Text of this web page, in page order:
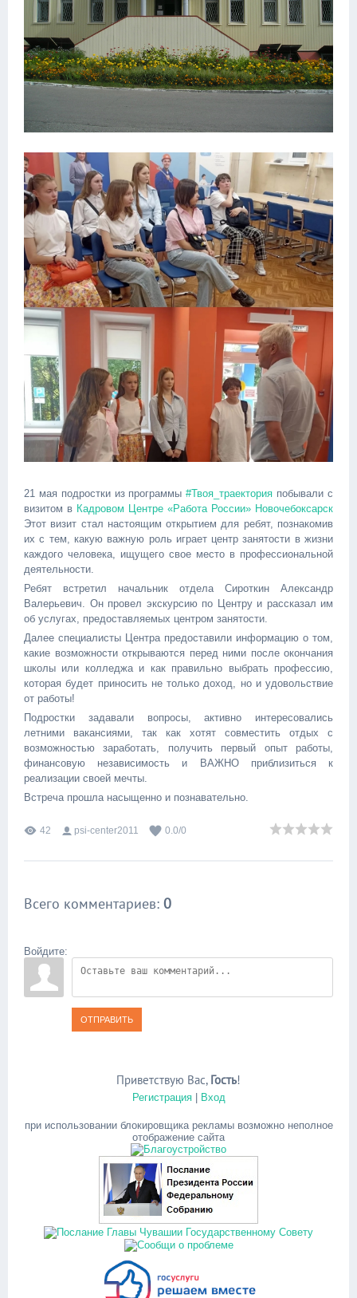
21 мая подростки из программы#Твоя_траектория побывали с
визитом в Кадровом Центре «Работа России» Новочебоксарск
Этот визит стал настоящим открытием для ребят, познакомив
их с тем, какую важную роль играет центр занятости в жизни
каждого человека, ищущего свое место в профессиональной
деятельности.
Ребят встретил начальник отдела Сироткин Александр
Валерьевич. Он провел экскурсию по Центру и рассказал им
об услугах, предоставляемых центром занятости.
Далее специалисты Центра предоставили информацию о том,
какие возможности открываются перед ними после окончания
школы или колледжа и как правильно выбрать профессию,
которая будет приносить не только доход, но и удовольствие
от работы!
Подростки задавали вопросы, активно интересовались
летними вакансиями, так как хотят совместить отдых с
возможностью заработать, получить первый опыт работы,
финансовую независимость и ВАЖНО приблизиться к
реализации своей мечты.
Встреча прошла насыщенно и познавательно.
42 psi-center2011 0.0/0
Всего комментариев: 0
Войдите:
ОТПРАВИТЬ
Приветствую Вас, Гость!
Регистрация| Вход
при использовании блокировщика рекламы возможно неполное
отображение сайта